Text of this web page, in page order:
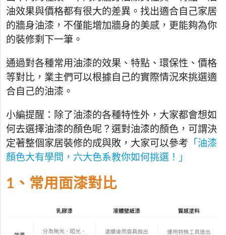
油效果與價格都有很大的差異。找出適合自己家居
的牆身油漆，不僅能增加牆身的美感，更能夠為你
的裝修剩下一筆。
通過對各種常用油漆的效果、特點、環保性、價格
等對比，業主們可以根據自己的實際情況來挑選適
合自己的油漆。
小編提醒：除了油漆的各種特性外，大家都會想如
何去選擇油漆的顏色呢？選對油漆的顏色，可謂決
定著整個家居裝修的成與敗，大家可以參考 「油漆
顏色大有學問，六大色系教你如何挑選！」
1、常用面漆對比